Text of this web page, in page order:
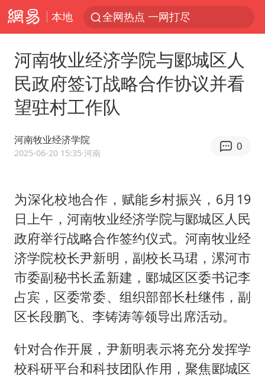
本地 全网热点 一网打尽
河南牧业经济学院与郾城区人
民政府签订战略合作协议并看
望驻村工作队
河南牧业经济学院
2025-06-20 15:35·河南
0
为深化校地合作，赋能乡村振兴，6月19
日上午，河南牧业经济学院与郾城区人民
政府举行战略合作签约仪式。河南牧业经
济学院校长尹新明，副校长马珺，漯河市
市委副秘书长孟新建，郾城区区委书记李
占宾，区委常委、组织部部长杜继伟，副
区长段鹏飞、李铸涛等领导出席活动。
针对合作开展，尹新明表示将充分发挥学
校科研平台和科技团队作用，聚焦郾城区